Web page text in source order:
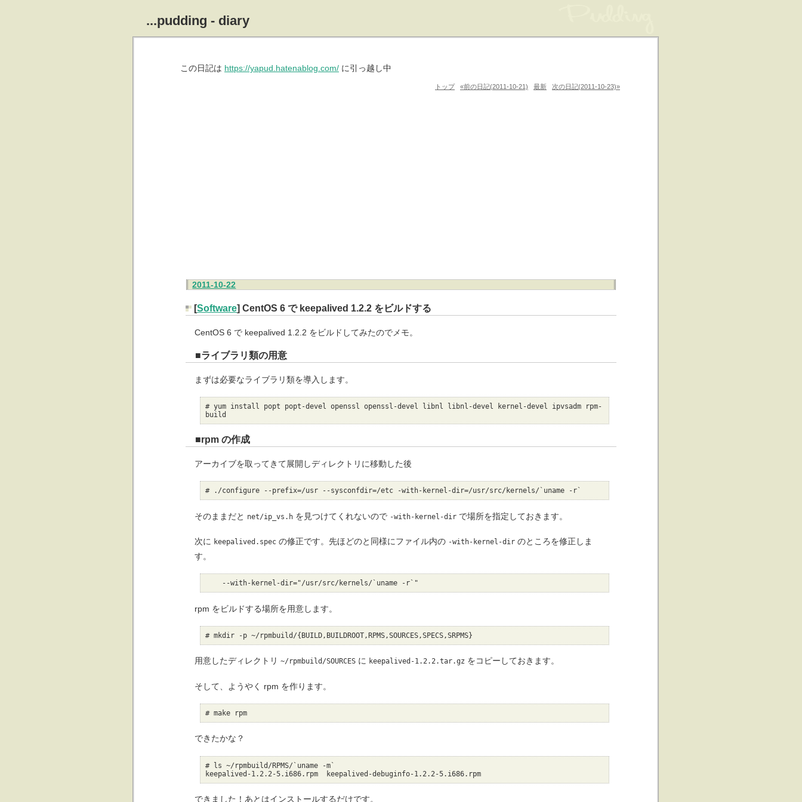
...pudding - diary
この日記は https://yapud.hatenablog.com/ に引っ越し中
トップ «前の日記(2011-10-21) 最新 次の日記(2011-10-23)»
2011-10-22
[Software] CentOS 6 で keepalived 1.2.2 をビルドする
CentOS 6 で keepalived 1.2.2 をビルドしてみたのでメモ。
■ライブラリ類の用意
まずは必要なライブラリ類を導入します。
# yum install popt popt-devel openssl openssl-devel libnl libnl-devel kernel-devel ipvsadm rpm-
build
■rpm の作成
アーカイブを取ってきて展開しディレクトリに移動した後
# ./configure --prefix=/usr --sysconfdir=/etc -with-kernel-dir=/usr/src/kernels/`uname -r`
そのままだと net/ip_vs.hを見つけてくれないので -with-kernel-dirで場所を指定しておきます。
次に keepalived.specの修正です。先ほどのと同様にファイル内の -with-kernel-dirのところを修正しま
す。
    --with-kernel-dir="/usr/src/kernels/`uname -r`"
rpm をビルドする場所を用意します。
# mkdir -p ~/rpmbuild/{BUILD,BUILDROOT,RPMS,SOURCES,SPECS,SRPMS}
用意したディレクトリ ~/rpmbuild/SOURCESに keepalived-1.2.2.tar.gz をコピーしておきます。
そして、ようやく rpm を作ります。
# make rpm
できたかな？
# ls ~/rpmbuild/RPMS/`uname -m`
keepalived-1.2.2-5.i686.rpm  keepalived-debuginfo-1.2.2-5.i686.rpm
できました！あとはインストールするだけです。